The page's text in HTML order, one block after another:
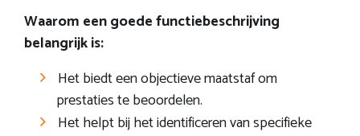
Waarom een goede functiebeschrijving
belangrijk is:
Het biedt een objectieve maatstaf om
prestaties te beoordelen.
Het helpt bij het identificeren van specifieke